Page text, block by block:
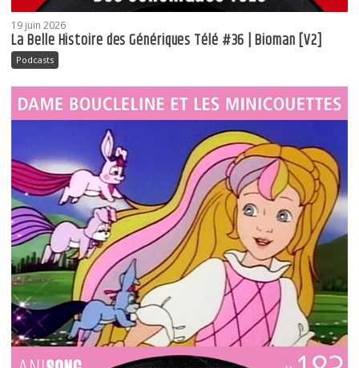
19 juin 2026
La Belle Histoire des Génériques Télé #36 | Bioman [V2]
Podcasts